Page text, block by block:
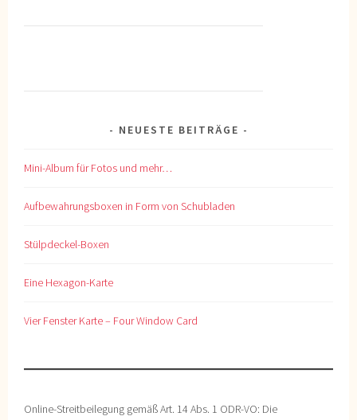
NEUESTE BEITRÄGE
Mini-Album für Fotos und mehr…
Aufbewahrungsboxen in Form von Schubladen
Stülpdeckel-Boxen
Eine Hexagon-Karte
Vier Fenster Karte – Four Window Card
Online-Streitbeilegung gemäß Art. 14 Abs. 1 ODR-VO: Die